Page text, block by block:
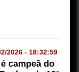
2026 - 18:32:59
campeã do